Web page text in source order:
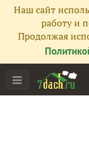
Наш сайт
работу и
Продолжая